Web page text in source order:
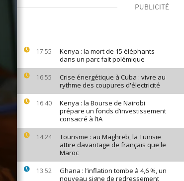
PUBLICITÉ
17:55
Kenya : la mort de 15 éléphants
dans un parc fait polémique
16:55
Crise énergétique à Cuba : vivre au
rythme des coupures d'électricité
16:40
Kenya : la Bourse de Nairobi
prépare un fonds d’investissement
consacré à l’IA
14:24
Tourisme : au Maghreb, la Tunisie
attire davantage de français que le
Maroc
13:52
Ghana : l’inflation tombe à 4,6 %, un
nouveau signe de redressement